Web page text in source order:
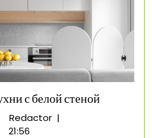
с белой стеной
RedactorМой
|
21:56